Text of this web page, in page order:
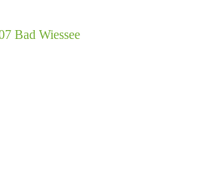
Bad Wiessee